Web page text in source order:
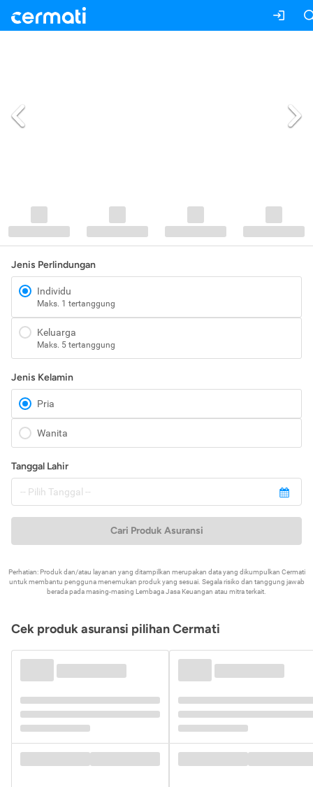
Jenis Perlindungan
Individu
Maks. 1 tertanggung
Keluarga
Maks. 5 tertanggung
Jenis Kelamin
Pria
Wanita
Tanggal Lahir
Cari Produk Asuransi
Perhatian: Produk dan/atau layanan yang ditampilkan merupakan data yang dikumpulkan Cermati
untuk membantu pengguna menemukan produk yang sesuai. Segala risiko dan tanggung jawab
berada pada masing-masing Lembaga Jasa Keuangan atau mitra terkait.
Cek produk asuransi pilihan Cermati